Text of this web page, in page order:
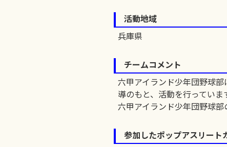
活動地域
兵庫県
チームコメント
六甲アイランド少年団野球
導のもと、活動を行っていま
六甲アイランド少年団野球部
参加したポップアスリート